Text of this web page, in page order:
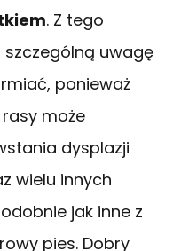
. Z tego
uwagę
ponieważ
może
dysplazji
wielu innych
jak inne z
pies. Dobry